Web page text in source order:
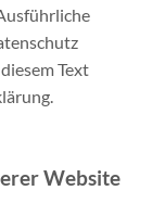
Text
Website